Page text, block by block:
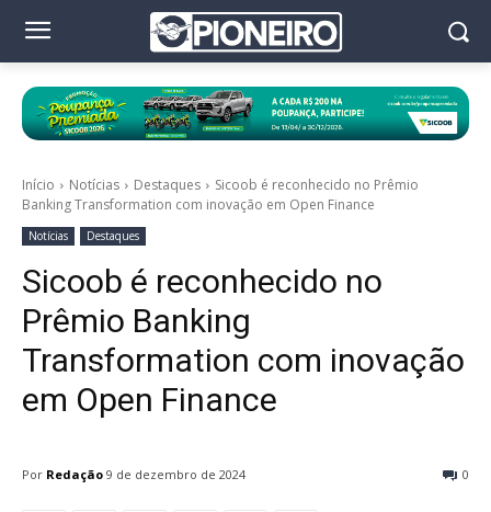
Início Notícias Destaques
Sicoob é reconhecido no Prêmio
Banking Transformation com inovação em Open Finance
Notícias Destaques
Sicoob é reconhecido no
Prêmio Banking
Transformation com inovação
em Open Finance
Por Redação 0
9 de dezembro de 2024